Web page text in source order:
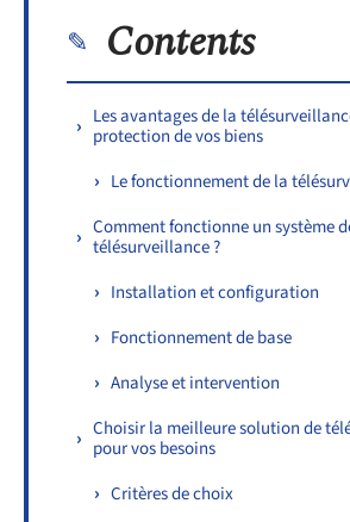
Contents
Les avantages de la
protection de vos biens
Le fonctionnement de la
Comment fonctionne un système
télésurveillance ?
Installation et configuration
Fonctionnement de base
Analyse et intervention
Choisir la meilleure solution de
pour vos besoins
Critères de choix